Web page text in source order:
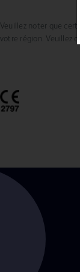
Veuillez noter que
votre région. Veuillez